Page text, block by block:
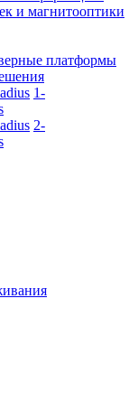
и магнитооптики
платформы
1-
2-